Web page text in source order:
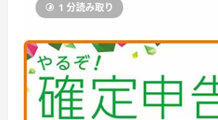
1 分読み取り